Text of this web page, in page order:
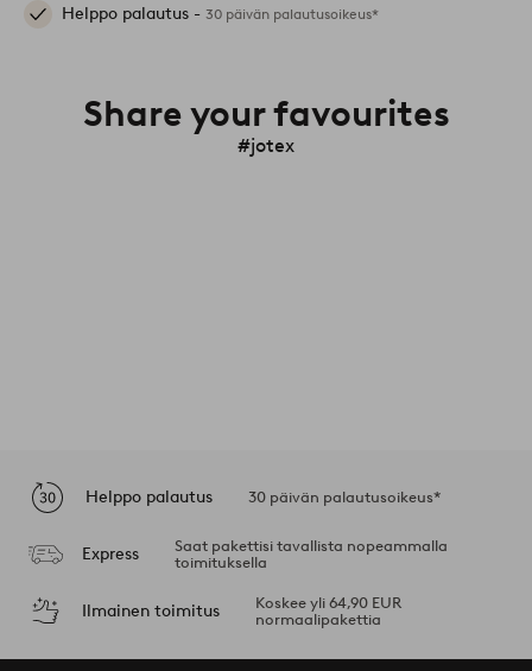
Helppo palautus - 30 päivän palautusoikeus*
Share your favourites
#jotex
Helppo palautus 30 päivän palautusoikeus*
Express
Saat pakettisi tavallista nopeammalla
toimituksella
Ilmainen toimitus
Koskee yli 64,90 EUR
normaalipakettia